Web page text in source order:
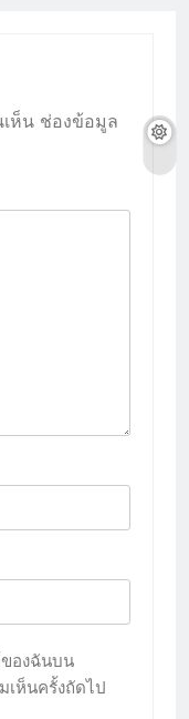
ห็น ช่องข้อมูล
องฉันบน
เห็นครั้งถัดไป